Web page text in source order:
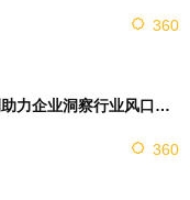
360
分享前沿技术应用案例助力企业洞察行业风口，2026南京秋糖9号馆赋能创新
360